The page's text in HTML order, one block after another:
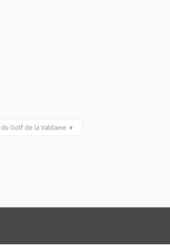
Golf de la Valdaine